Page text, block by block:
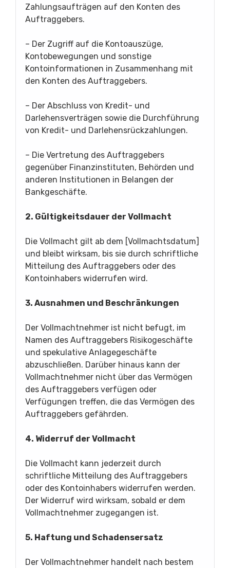
Zahlungsaufträgen auf den Konten des
Auftraggebers.
– Der Zugriff auf die Kontoauszüge,
Kontobewegungen und sonstige
Kontoinformationen in Zusammenhang mit
den Konten des Auftraggebers.
– Der Abschluss von Kredit- und
Darlehensverträgen sowie die Durchführung
von Kredit- und Darlehensrückzahlungen.
– Die Vertretung des Auftraggebers
gegenüber Finanzinstituten, Behörden und
anderen Institutionen in Belangen der
Bankgeschäfte.
2. Gültigkeitsdauer der Vollmacht
Die Vollmacht gilt ab dem [Vollmachtsdatum]
und bleibt wirksam, bis sie durch schriftliche
Mitteilung des Auftraggebers oder des
Kontoinhabers widerrufen wird.
3. Ausnahmen und Beschränkungen
Der Vollmachtnehmer ist nicht befugt, im
Namen des Auftraggebers Risikogeschäfte
und spekulative Anlagegeschäfte
abzuschließen. Darüber hinaus kann der
Vollmachtnehmer nicht über das Vermögen
des Auftraggebers verfügen oder
Verfügungen treffen, die das Vermögen des
Auftraggebers gefährden.
4. Widerruf der Vollmacht
Die Vollmacht kann jederzeit durch
schriftliche Mitteilung des Auftraggebers
oder des Kontoinhabers widerrufen werden.
Der Widerruf wird wirksam, sobald er dem
Vollmachtnehmer zugegangen ist.
5. Haftung und Schadensersatz
Der Vollmachtnehmer handelt nach bestem